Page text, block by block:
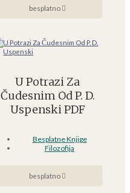
besplatno
U Potrazi Za
Čudesnim Od P. D.
Uspenski PDF
Besplatne Knjige
Filozofija
besplatno